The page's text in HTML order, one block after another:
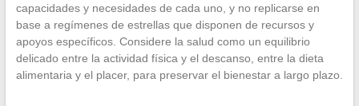
capacidades y necesidades de cada uno, y no replicarse en
base a regímenes de estrellas que disponen de recursos y
apoyos específicos. Considere la salud como un equilibrio
delicado entre la actividad física y el descanso, entre la dieta
alimentaria y el placer, para preservar el bienestar a largo plazo.